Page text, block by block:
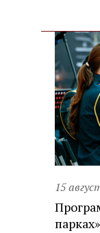
15
парках»